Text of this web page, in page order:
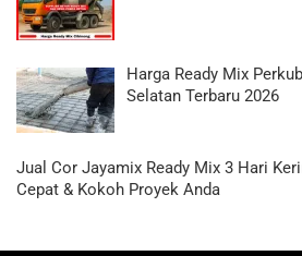
Harga Ready Mix
Selatan Terbaru 2026
Jual Cor Jayamix Ready Mix 3 Hari
Cepat & Kokoh Proyek Anda